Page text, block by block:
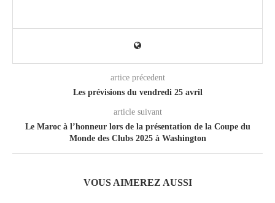
artice précedent
Les prévisions du vendredi 25 avril
article suivant
Le Maroc à l’honneur lors de la présentation de la Coupe du
Monde des Clubs 2025 à Washington
VOUS AIMEREZ AUSSI